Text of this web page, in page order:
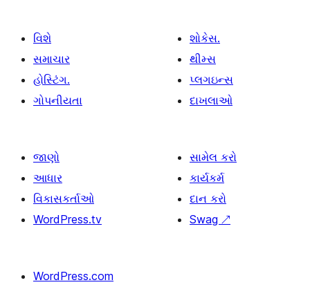
વિશે
સમાચાર
હોસ્ટિંગ.
ગોપનીયતા
શોકેસ.
થીમ્સ
પ્લગઇન્સ
દાખલાઓ
જાણો
આધાર
વિકાસકર્તાઓ
WordPress.tv
સામેલ કરો
કાર્યકર્મ
દાન કરો
Swag ↗
WordPress.com